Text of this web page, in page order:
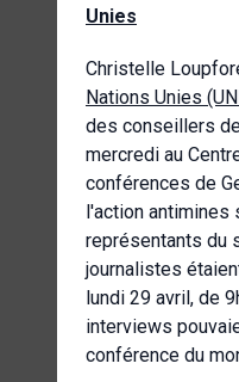
Unies
Christelle
Nations Unies
des conseillers
mercredi au
conférences de
l'action antimines
représentants du
journalistes
lundi 29 avril, de
interviews
conférence du